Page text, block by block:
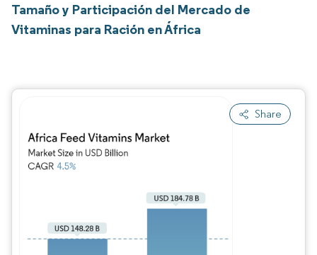
Tamaño y Participación del Mercado de
Vitaminas para Ración en África
Share